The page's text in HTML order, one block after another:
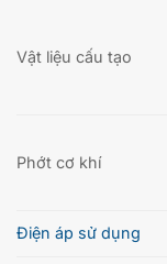
Vật liệu cấu tạo
Phớt cơ khí
Điện áp sử dụng